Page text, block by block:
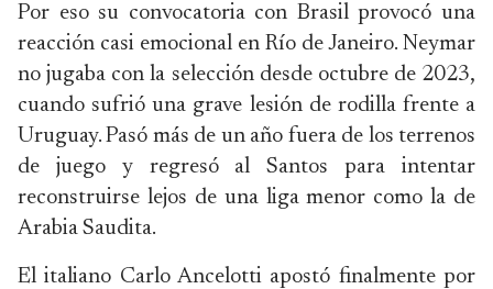
Por eso su convocatoria con Brasil provocó una
reacción casi emocional en Río de Janeiro. Neymar
no jugaba con la selección desde octubre de 2023,
cuando sufrió una grave lesión de rodilla frente a
Uruguay. Pasó más de un año fuera de los terrenos
de juego y regresó al Santos para intentar
reconstruirse lejos de una liga menor como la de
Arabia Saudita.
El italiano Carlo Ancelotti apostó finalmente por